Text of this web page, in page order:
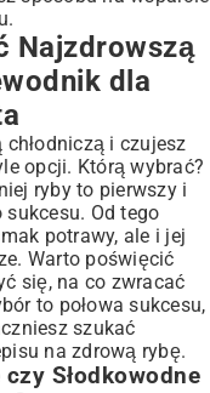
Najzdrowszą
dla
i czujesz
opcji. Którą wybrać?
ryby to pierwszy i
Od tego
potrawy, ale i jej
Warto poświęcić
się, na co zwracać
to połowa sukcesu,
szukać
na zdrową rybę.
Słodkowodne